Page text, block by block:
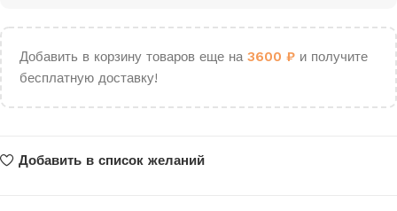
Добавить в корзину товаров еще на 3600 ₽ и получите
бесплатную доставку!
Добавить в список желаний